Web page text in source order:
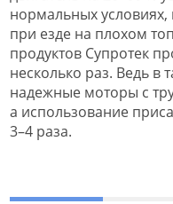
нормальных
при езде на плохом
продуктов Супротек
несколько раз. Ведь в
надежные моторы с
а использование
3–4 раза.